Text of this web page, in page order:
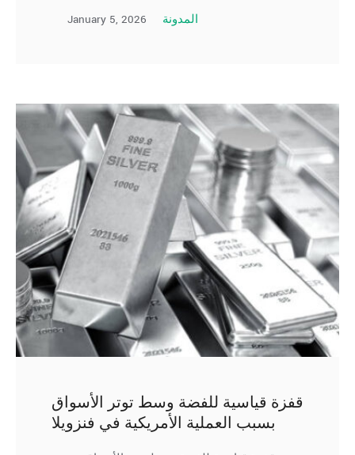
January 5, 2026 المدونة
قفزة قياسية للفضة وسط توتر الأسواق
بسبب العملية الأمريكية في فنزويلا